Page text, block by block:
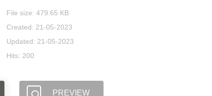
File size: 479.65 KB
Created: 21-05-2023
Updated: 21-05-2023
Hits: 200
PREVIEW